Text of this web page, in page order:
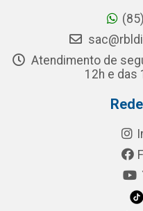
Atendimento de
12h e das